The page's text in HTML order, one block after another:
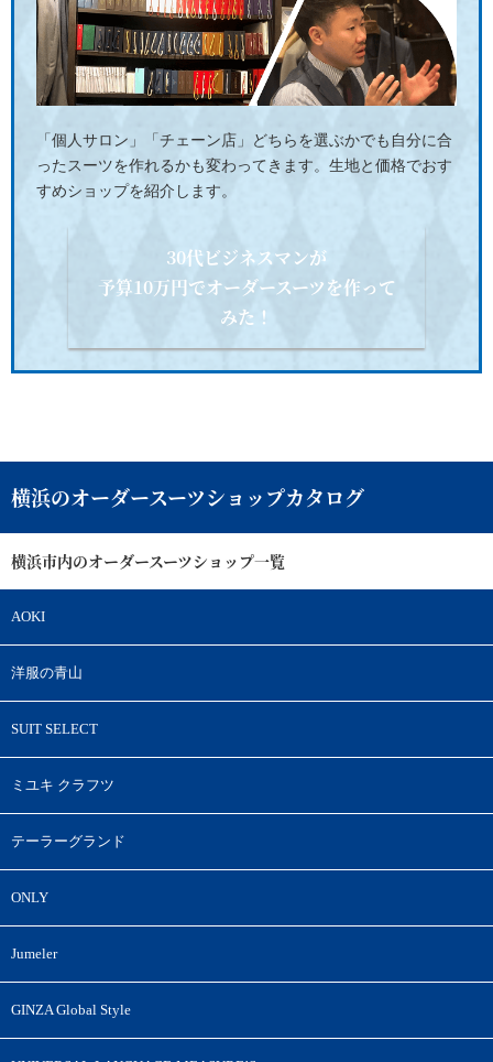
「個人サロン」「チェーン店」どちらを選ぶかでも自分に合
ったスーツを作れるかも変わってきます。生地と価格でおす
すめショップを紹介します。
30代ビジネスマンが
予算10万円でオーダースーツを作って
みた！
横浜のオーダースーツショップカタログ
横浜市内のオーダースーツショップ一覧
AOKI
洋服の青山
SUIT SELECT
ミユキ クラフツ
テーラーグランド
ONLY
Jumeler
GINZA Global Style